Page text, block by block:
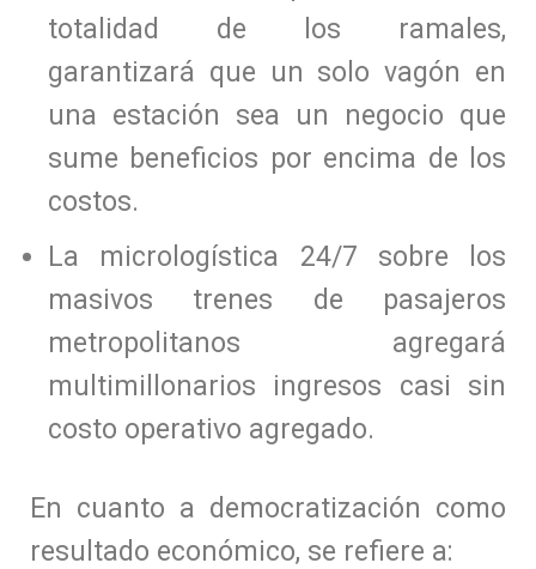
totalidad de los ramales,
garantizará que un solo vagón en
una estación sea un negocio que
sume beneficios por encima de los
costos.
La micrologística 24/7 sobre los
masivos trenes de pasajeros
metropolitanos agregará
multimillonarios ingresos casi sin
costo operativo agregado.
En cuanto a democratización como
resultado económico, se refiere a: